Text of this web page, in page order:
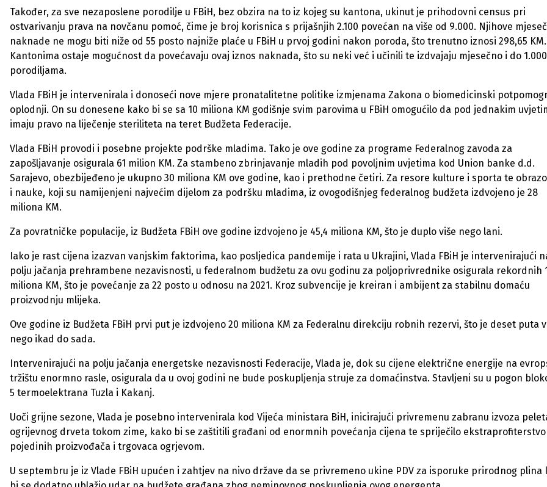
Također, za sve nezaposlene porodilje u FBiH, bez obzira na to iz kojeg su kantona, ukinut je prihodovni census pri
ostvarivanju prava na novčanu pomoć, čime je broj korisnica s prijašnjih 2.100 povećan na više od 9.000. Njihove
naknade ne mogu biti niže od 55 posto najniže plaće u FBiH u prvoj godini nakon poroda, što trenutno iznosi 298,65 KM.
Kantonima ostaje mogućnost da povećavaju ovaj iznos naknada, što su neki već i učinili te izdvajaju mjesečno i do
porodiljama.
Vlada FBiH je intervenirala i donoseći nove mjere pronatalitetne politike izmjenama Zakona o biomedicinski
oplodnji. On su donesene kako bi se sa 10 miliona KM godišnje svim parovima u FBiH omogućilo da pod jednakim
imaju pravo na liječenje steriliteta na teret Budžeta Federacije.
Vlada FBiH provodi i posebne projekte podrške mladima. Tako je ove godine za programe Federalnog zavoda za
zapošljavanje osigurala 61 milion KM. Za stambeno zbrinjavanje mladih pod povoljnim uvjetima kod Union banke d.d.
Sarajevo, obezbijeđeno je ukupno 30 miliona KM ove godine, kao i prethodne četiri. Za resore kulture i sporta te
i nauke, koji su namijenjeni najvećim dijelom za podršku mladima, iz ovogodišnjeg federalnog budžeta izdvojeno je 28
miliona KM.
Za povratničke populacije, iz Budžeta FBiH ove godine izdvojeno je 45,4 miliona KM, što je duplo više nego lani.
Iako je rast cijena izazvan vanjskim faktorima, kao posljedica pandemije i rata u Ukrajini, Vlada FBiH je intervenirajući
polju jačanja prehrambene nezavisnosti, u federalnom budžetu za ovu godinu za poljoprivrednike osigurala rekordnih
miliona KM, što je povećanje za 22 posto u odnosu na 2021. Kroz subvencije je kreiran i ambijent za stabilnu domaću
proizvodnju mlijeka.
Ove godine iz Budžeta FBiH prvi put je izdvojeno 20 miliona KM za Federalnu direkciju robnih rezervi, što je deset puta
nego ikad do sada.
Intervenirajući na polju jačanja energetske nezavisnosti Federacije, Vlada je, dok su cijene električne energije na
tržištu enormno rasle, osigurala da u ovoj godini ne bude poskupljenja struje za domaćinstva. Stavljeni su u pogon
5 termoelektrana Tuzla i Kakanj.
Uoči grijne sezone, Vlada je posebno intervenirala kod Vijeća ministara BiH, inicirajući privremenu zabranu izvoza
ogrijevnog drveta tokom zime, kako bi se zaštitili građani od enormnih povećanja cijena te spriječilo ekstraprofiterstvo
pojedinih proizvođača i trgovaca ogrjevom.
U septembru je iz Vlade FBiH upućen i zahtjev na nivo države da se privremeno ukine PDV za isporuke prirodnog plina